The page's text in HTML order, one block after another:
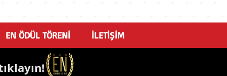
EN ÖDÜL TÖRENİ İLETİŞİM